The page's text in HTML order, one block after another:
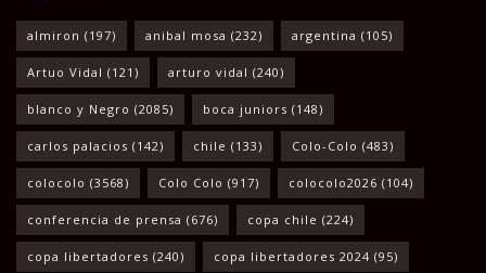
almiron (197) anibal mosa (232) argentina (105)
Artuo Vidal (121) arturo vidal (240)
blanco y Negro (2085) boca juniors (148)
carlos palacios (142) chile (133) Colo-Colo (483)
colocolo (3568) Colo Colo (917) colocolo2026 (104)
conferencia de prensa (676) copa chile (224)
copa libertadores (240) copa libertadores 2024 (95)